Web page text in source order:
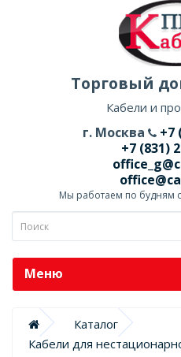
Торговый
Кабели и
г. Москва
+7
+7 (831)
Мы работаем по будням
Меню
Каталог
Кабели для